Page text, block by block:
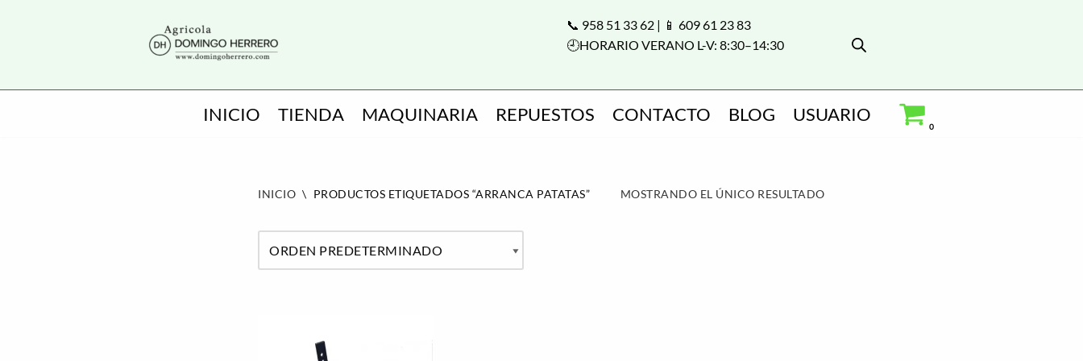
📞 958 51 33 62 | 📱 609 61 23 83
🕘HORARIO VERANO L-V: 8:30–14:30
INICIO TIENDA MAQUINARIA REPUESTOS CONTACTO BLOG USUARIO
0
INICIO \ PRODUCTOS ETIQUETADOS “ARRANCA PATATAS” MOSTRANDO EL ÚNICO RESULTADO